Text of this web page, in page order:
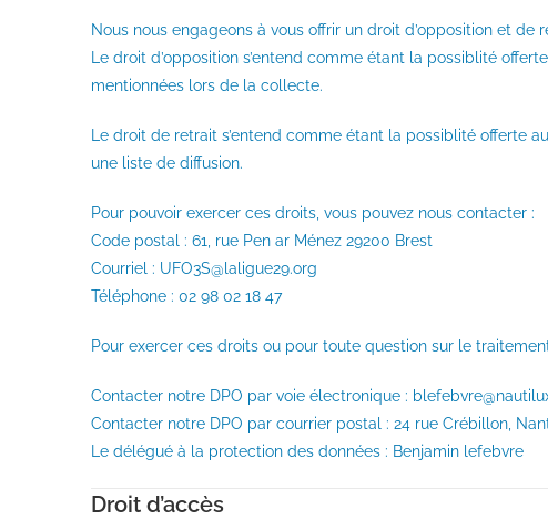
Nous nous engageons à vous offrir un droit d’opposition et
Le droit d’opposition s’entend comme étant la possiblité
mentionnées lors de la collecte.
Le droit de retrait s’entend comme étant la possiblité offerte
une liste de diffusion.
Pour pouvoir exercer ces droits, vous pouvez nous contacter :
Code postal : 61, rue Pen ar Ménez 29200 Brest
Courriel : UFO3S@laligue29.org
Téléphone : 02 98 02 18 47
Pour exercer ces droits ou pour toute question sur le
Contacter notre DPO par voie électronique :
Contacter notre DPO par courrier postal : 24 rue Crébillon,
Le délégué à la protection des données : Benjamin lefebvre
Droit d’accès